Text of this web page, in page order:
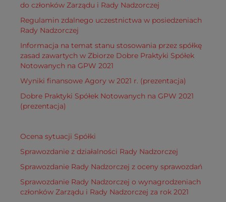
do członków Zarządu i Rady Nadzorczej
Regulamin zdalnego uczestnictwa w posiedzeniach
Rady Nadzorczej
Informacja na temat stanu stosowania przez spółkę
zasad zawartych w Zbiorze Dobre Praktyki Spółek
Notowanych na GPW 2021
Wyniki finansowe Agory w 2021 r. (prezentacja)
Dobre Praktyki Spółek Notowanych na GPW 2021
(prezentacja)
Ocena sytuacji Spółki
Sprawozdanie z działalności Rady Nadzorczej
Sprawozdanie Rady Nadzorczej z oceny sprawozdań
Sprawozdanie Rady Nadzorczej o wynagrodzeniach
członków Zarządu i Rady Nadzorczej za rok 2021